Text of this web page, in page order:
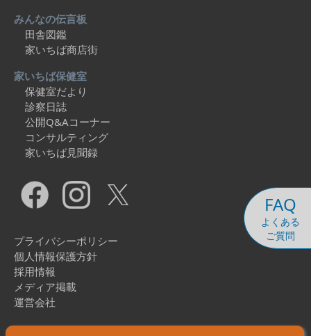
FAQ
よくある
ご質問
みんなの伝言板
田舎図鑑
家いちば商店街
家いちば保健室
保健室だより
診察日誌
公開Q&Aコーナー
コンサルティング
家いちば見聞録
プライバシーポリシー
個人情報保護方針
採用情報
メディア掲載
運営会社